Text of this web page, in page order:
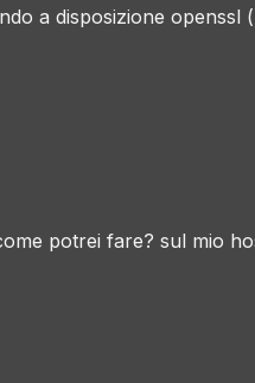
a disposizione openssl (
potrei fare? sul mio